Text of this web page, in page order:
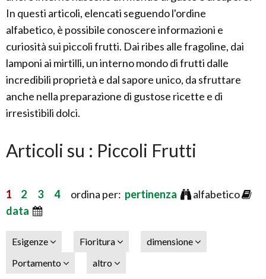
In questi articoli, elencati seguendo l'ordine
alfabetico, è possibile conoscere informazioni e
curiosità sui piccoli frutti. Dai ribes alle fragoline, dai
lamponi ai mirtilli, un interno mondo di frutti dalle
incredibili proprietà e dal sapore unico, da sfruttare
anche nella preparazione di gustose ricette e di
irresistibili dolci.
Articoli su : Piccoli Frutti
1 2 3 4ordina per: pertinenza
alfabetico
data
Esigenze Fioritura
dimensione
Portamento
altro